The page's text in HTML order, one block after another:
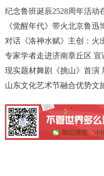
纪念鲁班诞辰2528周年活动
《觉醒年代》带火北京鲁
对话《洛神水赋》主创：火
专家学者走进济南章丘区
现实题材舞剧《挑山》首演
山东文化艺术节融合优势文